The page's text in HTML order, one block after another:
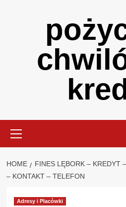
Menu
HOME
FINES LĘBORK – KREDYT
– KONTAKT – TELEFON
Adresy i Placówki